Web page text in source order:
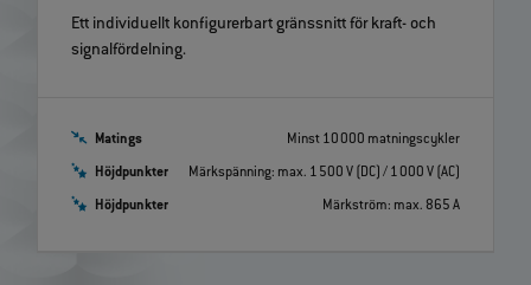
Ett individuellt konfigurerbart gränssnitt för kraft- och
signalfördelning.
Matings Minst 10 000 matningscykler
Höjdpunkter Märkspänning: max. 1 500 V (DC) / 1 000 V (AC)
Höjdpunkter Märkström: max. 865 A